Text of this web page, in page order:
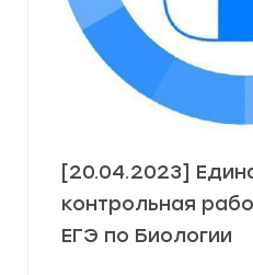
[20.04.2023]
контрольная
ЕГЭ по Биологии